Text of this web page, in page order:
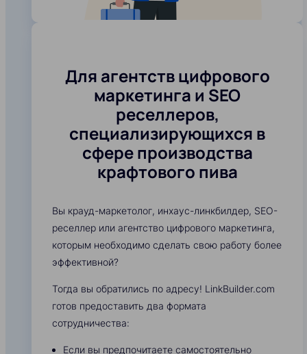
Для агентств цифрового
маркетинга и SEO
реселлеров,
специализирующихся в
сфере производства
крафтового пива
Вы крауд-маркетолог, инхаус-линкбилдер, SEO-
реселлер или агентство цифрового маркетинга,
которым необходимо сделать свою работу более
эффективной?
Тогда вы обратились по адресу! LinkBuilder.com
готов предоставить два формата
сотрудничества:
Если вы предпочитаете самостоятельно